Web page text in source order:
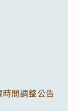
間調整公告